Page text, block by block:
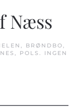
Næss
, BRØNDBO,
, POLS . INGEN